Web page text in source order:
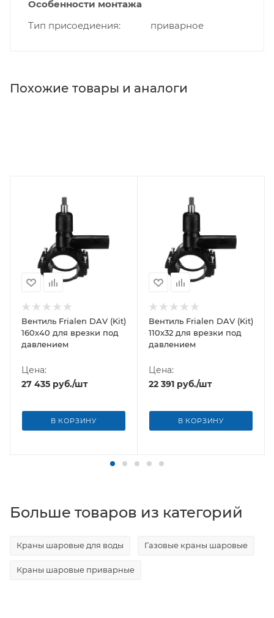
Особенности монтажа
Тип присоедиения
приварное
Похожие товары и аналоги
Вентиль Frialen DAV (Kit)
160х40 для врезки под
давлением
Цена:
27 435 руб./шт
В КОРЗИНУ
Вентиль Frialen DAV (Kit)
110х32 для врезки под
давлением
Цена:
22 391 руб./шт
В КОРЗИНУ
Больше товаров из категорий
Краны шаровые для воды Газовые краны шаровые
Краны шаровые приварные